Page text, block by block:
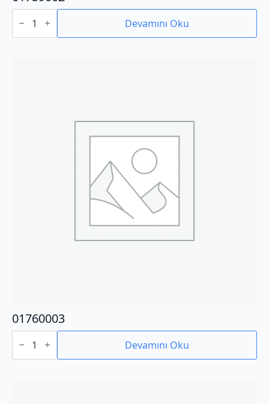
01759002
adet Devamını Oku
01760003
01760003
adet Devamını Oku